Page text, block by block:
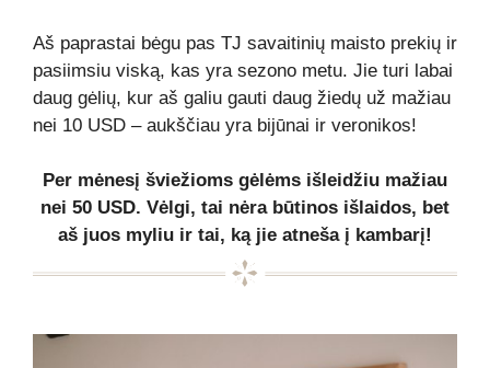
Aš paprastai bėgu pas TJ savaitinių maisto prekių ir
pasiimsiu viską, kas yra sezono metu. Jie turi labai
daug gėlių, kur aš galiu gauti daug žiedų už mažiau
nei 10 USD – aukščiau yra bijūnai ir veronikos!
Per mėnesį šviežioms gėlėms išleidžiu mažiau
nei 50 USD. Vėlgi, tai nėra būtinos išlaidos, bet
aš juos myliu ir tai, ką jie atneša į kambarį!